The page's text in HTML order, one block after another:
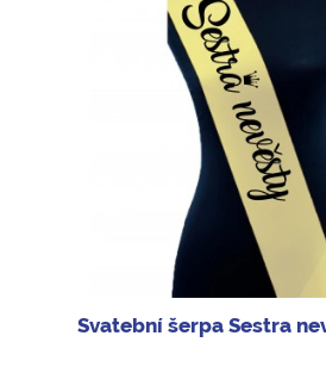
Svatební šerpa Sestra